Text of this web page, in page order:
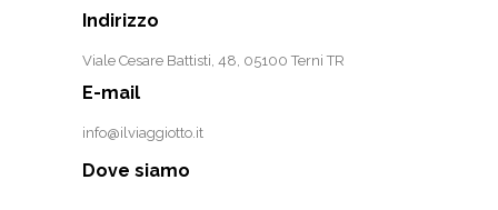
Indirizzo
Viale Cesare Battisti, 48, 05100 Terni TR
E-mail
info@ilviaggiotto.it
Dove siamo